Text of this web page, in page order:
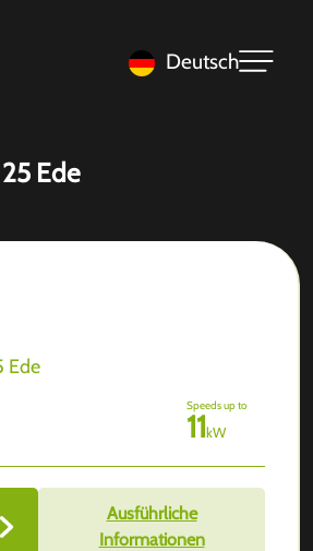
Deutsch
Ede
Ede
Speeds up to
11kW
Ausführliche
Informationen